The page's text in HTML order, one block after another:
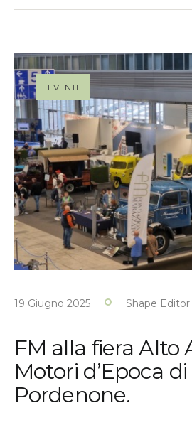
EVENTI
19 Giugno 2025 Shape Editor
FM alla fiera Alto
Motori d’Epoca di
Pordenone.